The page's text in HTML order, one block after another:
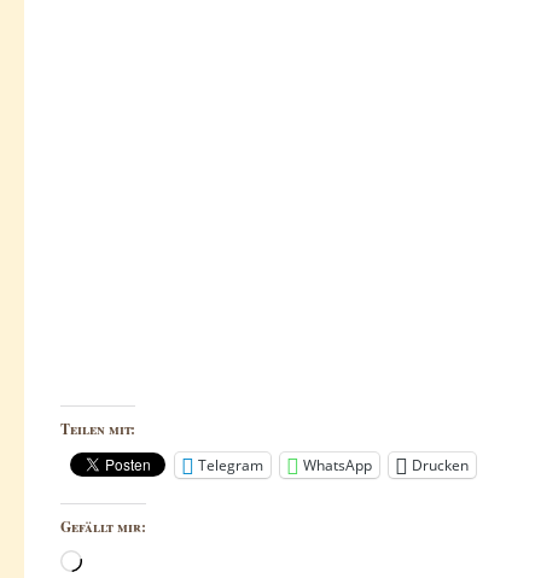
Teilen mit:
Telegram
WhatsApp Drucken
Gefällt mir:
Wird